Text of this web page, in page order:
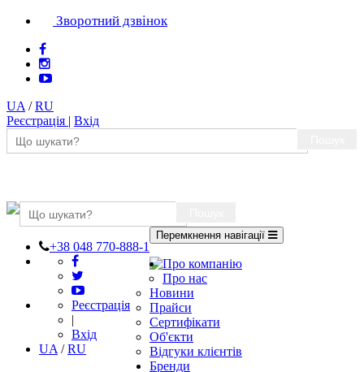
Зворотний дзвінок
UA /RU
Реєстрація | Вхід
+38 048 770-888-1
Реєстрація
|
Вхід
UA /RU
Перемкнення навігації
Про компанію
Про нас
Новини
Прайси
Сертифікати
Об'єкти
Відгуки клієнтів
Бренди